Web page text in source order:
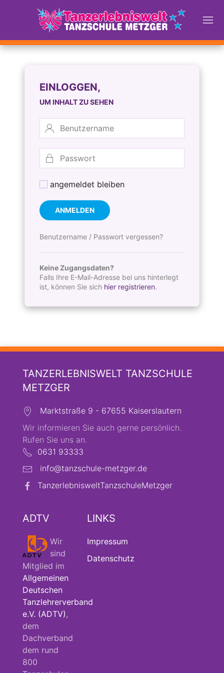
EINLOGGEN,
UM INHALT ZU SEHEN
angemeldet bleiben
ANMELDEN
Benutzername / Passwort vergessen?
Keine Zugangsdaten?
Falls Ihre E-Mail-Adresse bei uns hinterlegt
ist, können Sie sich hier registrieren.
TANZERLEBNISWELT TANZSCHULE
METZGER
Marktstraße 9 - 67655 Kaiserslautern
Wir informieren Sie auch gerne persönlich.
Rufen Sie uns an.
0631 93333
info@tanzschule-metzger.de
TanzerlebnisweltTanzschuleMetzger
ADTV
Wir
sind
Mitglied im
Allgemeinen
Deutschen
Tanzlehrerverband
e.V. (ADTV) ,
dem
Dachverband
dem rund
800
LINKS
Impressum
Datenschutz